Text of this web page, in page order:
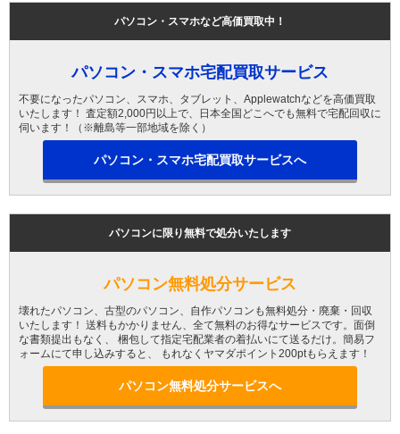
パソコン・スマホなど高価買取中！
パソコン・スマホ宅配買取サービス
不要になったパソコン、スマホ、タブレット、Applewatchなどを高価買取
いたします！ 査定額2,000円以上で、日本全国どこへでも無料で宅配回収に
伺います！（※離島等一部地域を除く）
パソコン・スマホ宅配買取サービスへ
パソコンに限り無料で処分いたします
パソコン無料処分サービス
壊れたパソコン、古型のパソコン、自作パソコンも無料処分・廃棄・回収
いたします！ 送料もかかりません、全て無料のお得なサービスです。面倒
な書類提出もなく、 梱包して指定宅配業者の着払いにて送るだけ。簡易フ
ォームにて申し込みすると、 もれなくヤマダポイント200ptもらえます！
パソコン無料処分サービスへ